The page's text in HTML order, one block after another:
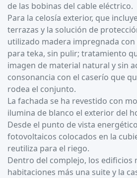
de las bobinas del cable eléctrico.
Para la celosía exterior, que
terrazas y la solución de
utilizado madera impregnada con
para teka, sin pulir; tratamiento
imagen de material natural y sin
consonancia con el caserío que
rodea el conjunto.
La fachada se ha revestido con
ilumina de blanco el exterior del
Desde el punto de vista
fotovoltaicos colocados en la
reutiliza para el riego.
Dentro del complejo, los edificios
habitaciones más una suite y la